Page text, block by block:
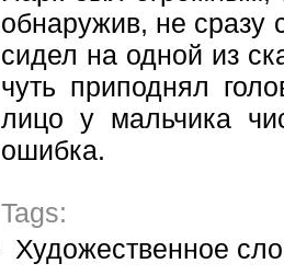
обнаружив, не сразу
сидел на одной из
чуть приподнял
лицо у мальчика
ошибка.
Tags:
Художественное